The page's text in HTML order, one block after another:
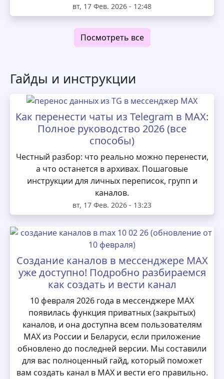
вт, 17 Фев. 2026 - 12:48
Посмотреть все
Гайды и инструкции
Как перенести чаты из Telegram в MAX:
Полное руководство 2026 (все
способы)
Честный разбор: что реально можно перенести,
а что останется в архивах. Пошаговые
инструкции для личных переписок, групп и
каналов.
вт, 17 Фев. 2026 - 13:23
Создание каналов в мессенджере MAX
уже доступно! Подробно разбираемся
как создать и вести канал
10 февраля 2026 года в мессенджере MAX
появилась функция приватных (закрытых)
каналов, и она доступна всем пользователям
MAX из России и Беларуси, если приложение
обновлено до последней версии. Мы составили
для вас полноценный гайд, который поможет
вам создать канал в MAX и вести его правильно.